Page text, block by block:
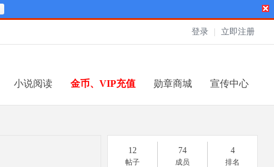
登录 立即注册
小说阅读 金币、VIP充值 勋章商城 宣传中心
12
帖子
74
成员
4
排名